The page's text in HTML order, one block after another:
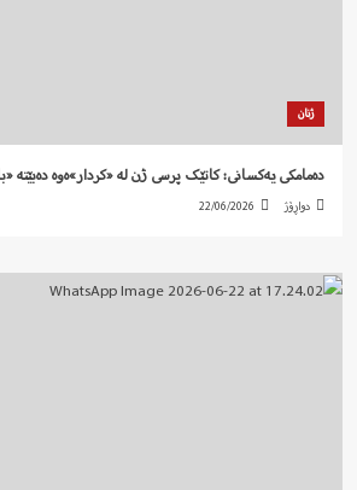
ژنان
دەمامکی یەکسانی: کاتێک پرسی ژن لە «کردار»ەوە دەبێتە
دواڕۆژ 22/06/2026